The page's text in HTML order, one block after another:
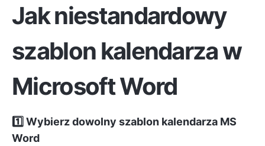
Jak niestandardowy
szablon kalendarza w
Microsoft Word
1️⃣ Wybierz dowolny szablon kalendarza MS
Word